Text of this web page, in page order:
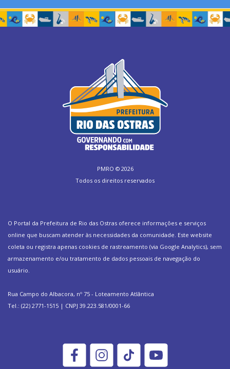
PMRO © 2026
Todos os direitos reservados
O Portal da Prefeitura de Rio das Ostras oferece informações e serviços
online que buscam atender às necessidades da comunidade. Este website
coleta ou registra apenas cookies de rastreamento (via Google Analytics), sem
armazenamento e/ou tratamento de dados pessoais de navegação do
usuário.
Rua Campo do Albacora, nº 75 - Loteamento Atlântica
Tel.: (22) 2771-1515 | CNPJ 39.223.581/0001-66